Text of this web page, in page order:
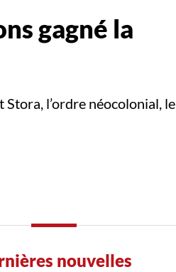
gagné la
l’ordre néocolonial, le
nouvelles